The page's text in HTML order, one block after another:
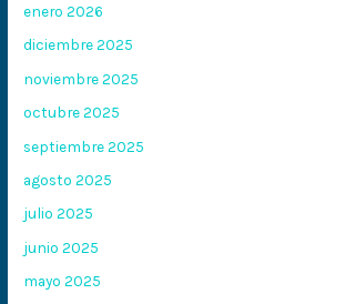
enero 2026
diciembre 2025
noviembre 2025
octubre 2025
septiembre 2025
agosto 2025
julio 2025
junio 2025
mayo 2025